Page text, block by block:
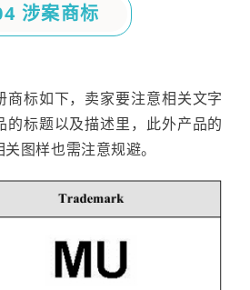
涉案商标
商标如下，卖家要注意相关文字
的标题以及描述里，此外产品的
图样也需注意规避。